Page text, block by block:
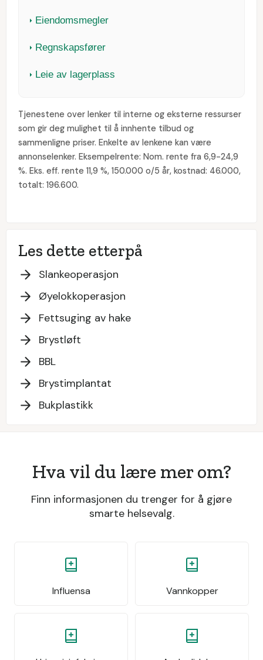
Eiendomsmegler
Regnskapsfører
Leie av lagerplass
Tjenestene over lenker til interne og eksterne ressurser
som gir deg mulighet til å innhente tilbud og
sammenligne priser. Enkelte av lenkene kan være
annonselenker. Eksempelrente: Nom. rente fra 6,9-24,9
%. Eks. eff. rente 11,9 %, 150.000 o/5 år, kostnad: 46.000,
totalt: 196.600.
Les dette etterpå
Slankeoperasjon
Øyelokkoperasjon
Fettsuging av hake
Brystløft
BBL
Brystimplantat
Bukplastikk
Hva vil du lære mer om?
Finn informasjonen du trenger for å gjøre
smarte helsevalg.
Influensa Vannkopper